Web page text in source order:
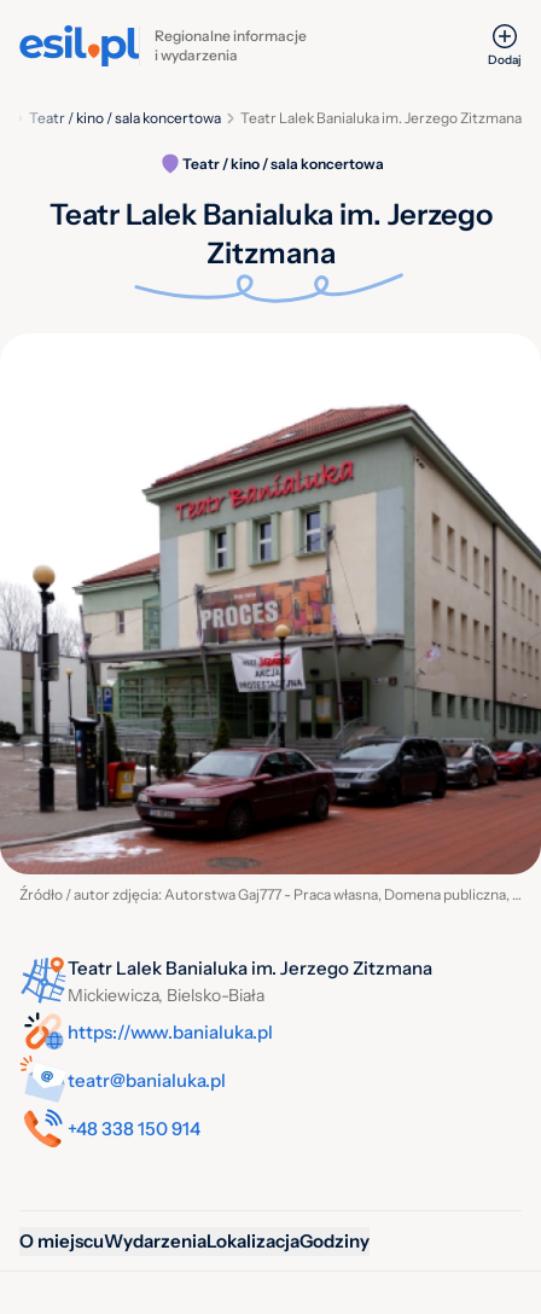
Regionalne informacje
i wydarzenia
Dodaj
Teatr Lalek Banialuka im. Jerzego Zitzmana
Teatr / kino / sala koncertowa
Teatr / kino / sala koncertowa
Teatr Lalek Banialuka im. Jerzego
Zitzmana
Źródło / autor zdjęcia: Autorstwa Gaj777 - Praca własna, Domena publiczna, https://commons.wikimedia.org/w/index.php?curid=7529913
Teatr Lalek Banialuka im. Jerzego Zitzmana
Mickiewicza, Bielsko-Biała
https://www.banialuka.pl
teatr@banialuka.pl
+48 338 150 914
O miejscuWydarzeniaLokalizacjaGodziny